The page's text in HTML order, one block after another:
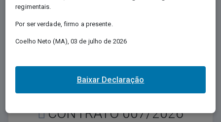
como Lei de Acesso à Informação - LAI,
regulamenta o direito, previsto na Constituição,
de qualquer pessoa solicitar e receber dos
entes e Poderes, informações públicas por
eles produzidas ou custodiadas.
CONTRATO 007/2026
regimentais.
Por ser verdade, firmo a presente.
Coelho Neto (MA), 03 de julho de 2026
Baixar Declaração